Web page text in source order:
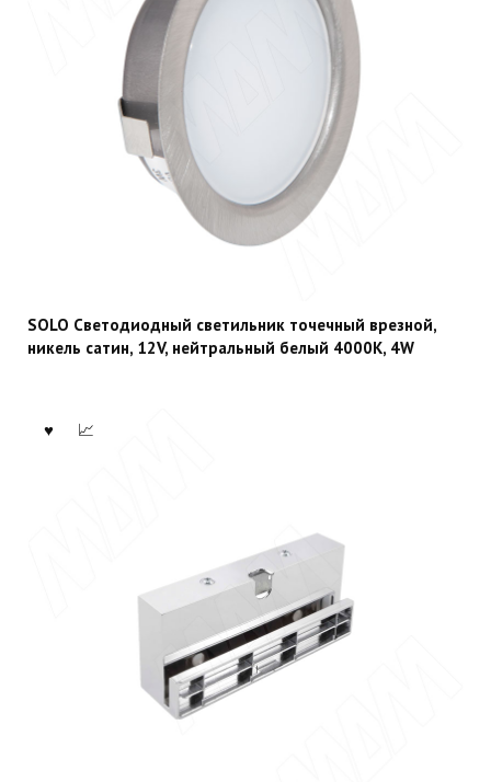
SOLO Светодиодный светильник точечный врезной,
никель сатин, 12V, нейтральный белый 4000К, 4W